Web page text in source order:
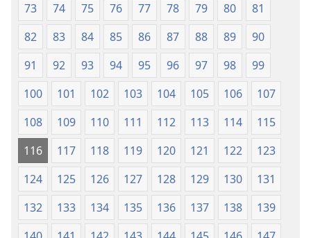
73
74 75 76 77 78 79 80
81
82
83 84 85 86 87 88 89
90
91
92 93 94 95 96 97 98
99
100
101 102 103 104 105 106
107
108
109 110 111 112 113 114
115
116
117 118 119 120 121 122
123
124
125 126 127 128 129 130
131
132
133 134 135 136 137 138
139